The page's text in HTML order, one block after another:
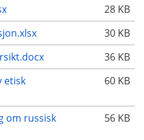
28 KB
30 KB
36 KB
etisk
60 KB
om russisk
56 KB